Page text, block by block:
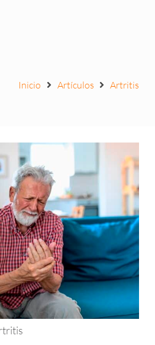
Inicio Artículos Artritis